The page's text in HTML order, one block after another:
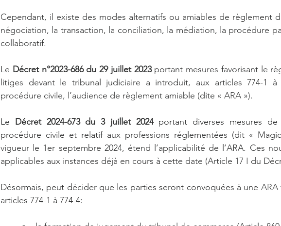
Cependant, il existe des modes alternatifs ou amiables de règlement
négociation, la transaction, la conciliation, la médiation, la procédure
collaboratif.
Le Décret n°2023-686 du 29 juillet 2023 portant mesures favorisant le
litiges devant le tribunal judiciaire a introduit, aux articles 774-1
procédure civile, l’audience de règlement amiable (dite « ARA »).
Le Décret 2024-673 du 3 juillet 2024 portant diverses mesures de
procédure civile et relatif aux professions réglementées (dit «
vigueur le 1er septembre 2024, étend l’applicabilité de l’ARA. Ces
applicables aux instances déjà en cours à cette date (Article 17 I du
Désormais, peut décider que les parties seront convoquées à une
articles 774-1 à 774-4: